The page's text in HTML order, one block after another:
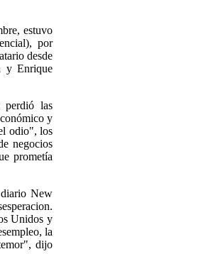
estuvo
por
desde
y Enrique
perdió las
y
odio", los
negocios
prometía
New
Unidos y
la
dijo